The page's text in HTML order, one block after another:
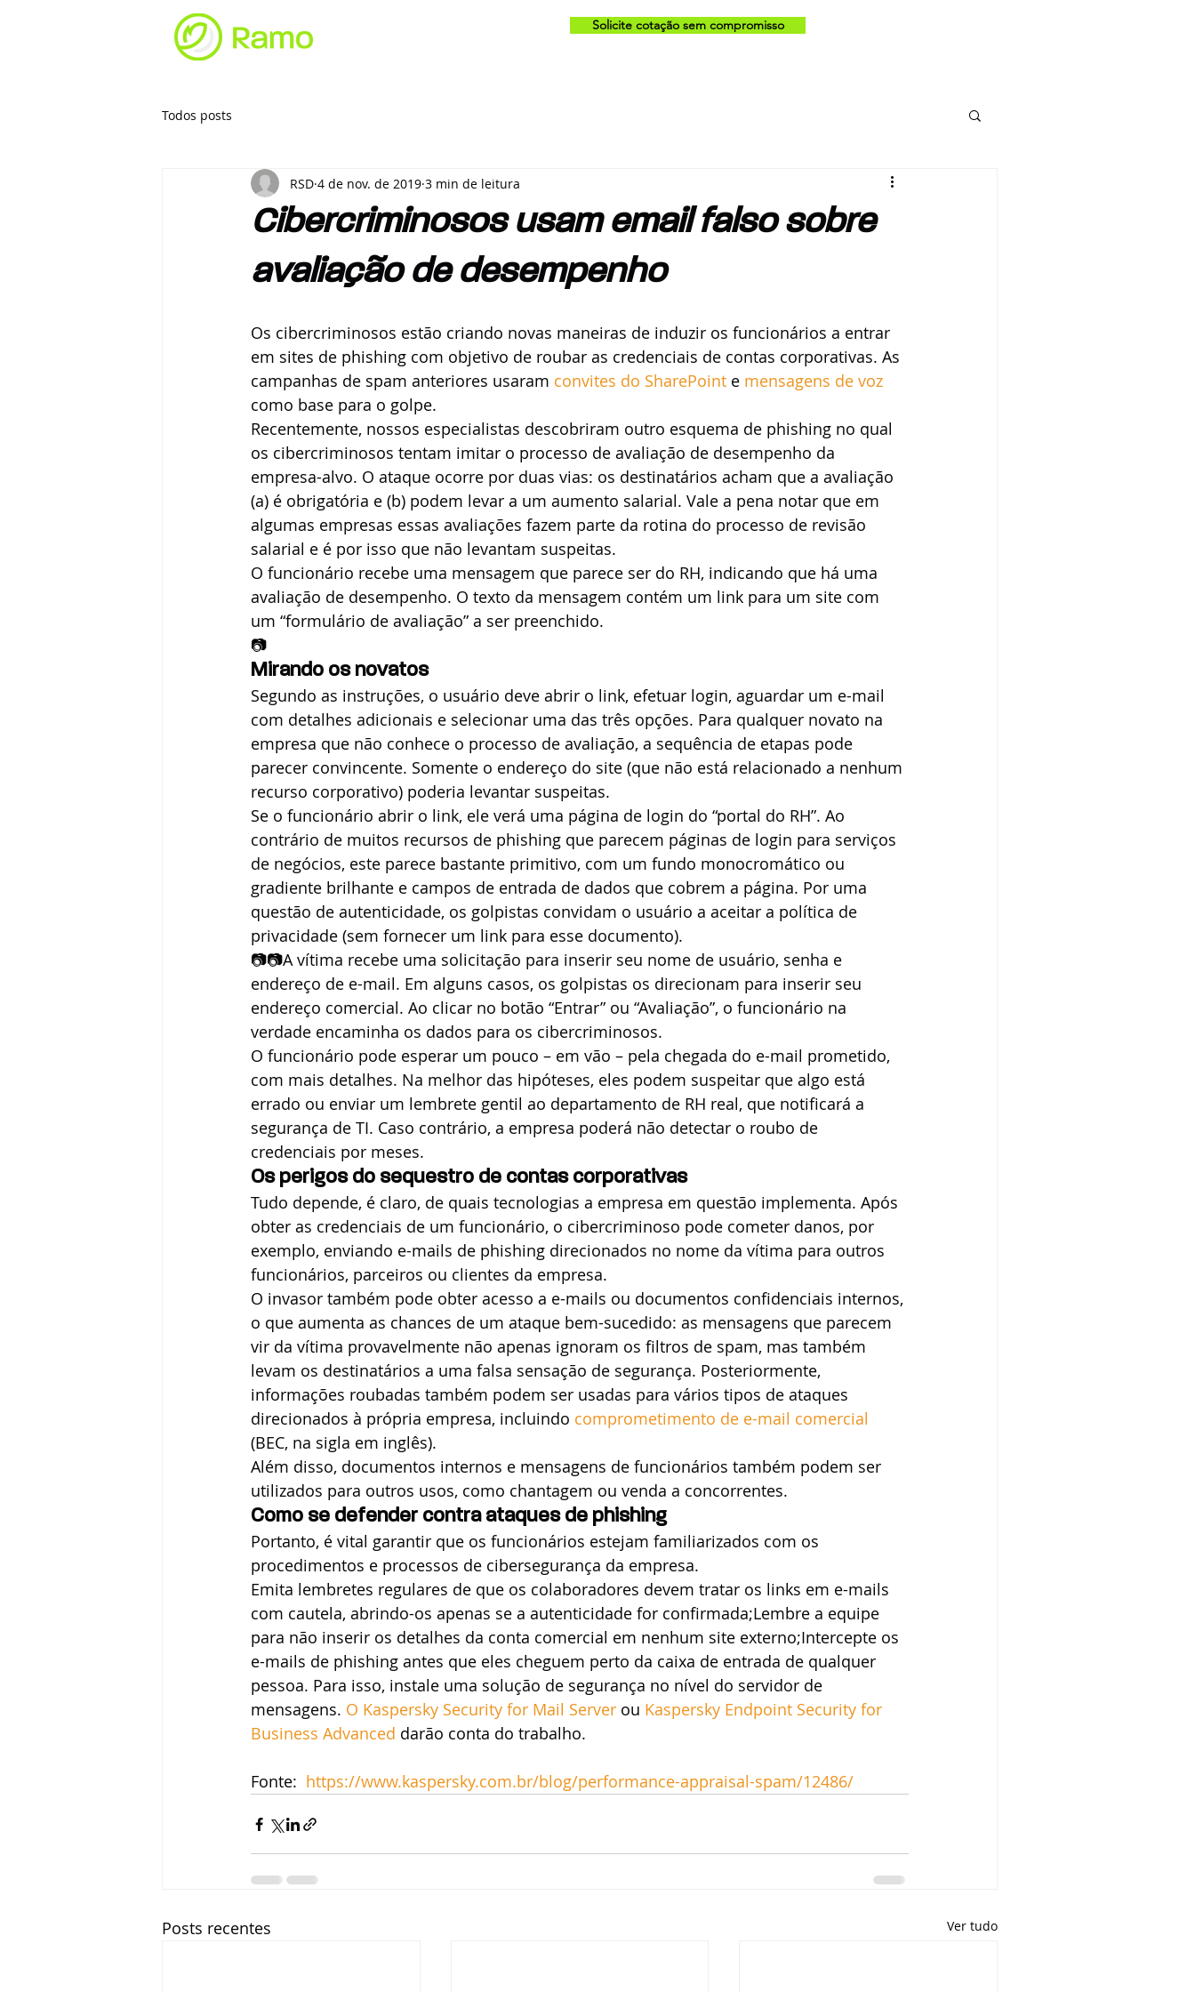
Solicite cotação sem compromisso
Todos posts
Cibercriminosos usam email falso sobre
avaliação de desempenho
RSD 4 de nov. de 2019 3 min de leitura
Os cibercriminosos estão criando novas maneiras de induzir os funcionários a entrar
em sites de phishing com objetivo de roubar as credenciais de contas corporativas. As
campanhas de spam anteriores usaram convites do SharePoint e mensagens de voz
como base para o golpe.
Recentemente, nossos especialistas descobriram outro esquema de phishing no qual
os cibercriminosos tentam imitar o processo de avaliação de desempenho da
empresa-alvo. O ataque ocorre por duas vias: os destinatários acham que a avaliação
(a) é obrigatória e (b) podem levar a um aumento salarial. Vale a pena notar que em
algumas empresas essas avaliações fazem parte da rotina do processo de revisão
salarial e é por isso que não levantam suspeitas.
O funcionário recebe uma mensagem que parece ser do RH, indicando que há uma
avaliação de desempenho. O texto da mensagem contém um link para um site com
um “formulário de avaliação” a ser preenchido.
📷
Mirando os novatos
Segundo as instruções, o usuário deve abrir o link, efetuar login, aguardar um e-mail
com detalhes adicionais e selecionar uma das três opções. Para qualquer novato na
empresa que não conhece o processo de avaliação, a sequência de etapas pode
parecer convincente. Somente o endereço do site (que não está relacionado a nenhum
recurso corporativo) poderia levantar suspeitas.
Se o funcionário abrir o link, ele verá uma página de login do “portal do RH”. Ao
contrário de muitos recursos de phishing que parecem páginas de login para serviços
de negócios, este parece bastante primitivo, com um fundo monocromático ou
gradiente brilhante e campos de entrada de dados que cobrem a página. Por uma
questão de autenticidade, os golpistas convidam o usuário a aceitar a política de
privacidade (sem fornecer um link para esse documento).
📷📷A vítima recebe uma solicitação para inserir seu nome de usuário, senha e
endereço de e-mail. Em alguns casos, os golpistas os direcionam para inserir seu
endereço comercial. Ao clicar no botão “Entrar” ou “Avaliação”, o funcionário na
verdade encaminha os dados para os cibercriminosos.
O funcionário pode esperar um pouco – em vão – pela chegada do e-mail prometido,
com mais detalhes. Na melhor das hipóteses, eles podem suspeitar que algo está
errado ou enviar um lembrete gentil ao departamento de RH real, que notificará a
segurança de TI. Caso contrário, a empresa poderá não detectar o roubo de
credenciais por meses.
Os perigos do sequestro de contas corporativas
Tudo depende, é claro, de quais tecnologias a empresa em questão implementa. Após
obter as credenciais de um funcionário, o cibercriminoso pode cometer danos, por
exemplo, enviando e-mails de phishing direcionados no nome da vítima para outros
funcionários, parceiros ou clientes da empresa.
O invasor também pode obter acesso a e-mails ou documentos confidenciais internos,
o que aumenta as chances de um ataque bem-sucedido: as mensagens que parecem
vir da vítima provavelmente não apenas ignoram os filtros de spam, mas também
levam os destinatários a uma falsa sensação de segurança. Posteriormente,
informações roubadas também podem ser usadas para vários tipos de ataques
direcionados à própria empresa, incluindo comprometimento de e-mail comercial
(BEC, na sigla em inglês).
Além disso, documentos internos e mensagens de funcionários também podem ser
utilizados para outros usos, como chantagem ou venda a concorrentes.
Como se defender contra ataques de phishing
Portanto, é vital garantir que os funcionários estejam familiarizados com os
procedimentos e processos de cibersegurança da empresa.
Emita lembretes regulares de que os colaboradores devem tratar os links em e-mails
com cautela, abrindo-os apenas se a autenticidade for confirmada;Lembre a equipe
para não inserir os detalhes da conta comercial em nenhum site externo;Intercepte os
e-mails de phishing antes que eles cheguem perto da caixa de entrada de qualquer
pessoa. Para isso, instale uma solução de segurança no nível do servidor de
mensagens. O Kaspersky Security for Mail Server ou Kaspersky Endpoint Security for
Business Advanced darão conta do trabalho.
Fonte: https://www.kaspersky.com.br/blog/performance-appraisal-spam/12486/
Posts recentes Ver tudo